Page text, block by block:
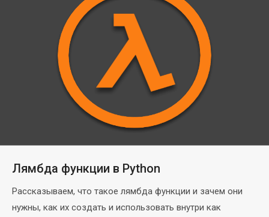
Лямбда функции в Python
Рассказываем, что такое лямбда функции и зачем они
нужны, как их создать и использовать внутри как